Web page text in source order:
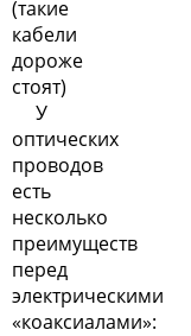
(такие
кабели
дороже
стоят)
У
оптических
проводов
есть
несколько
преимуществ
перед
электрическими
«коаксиалами»: